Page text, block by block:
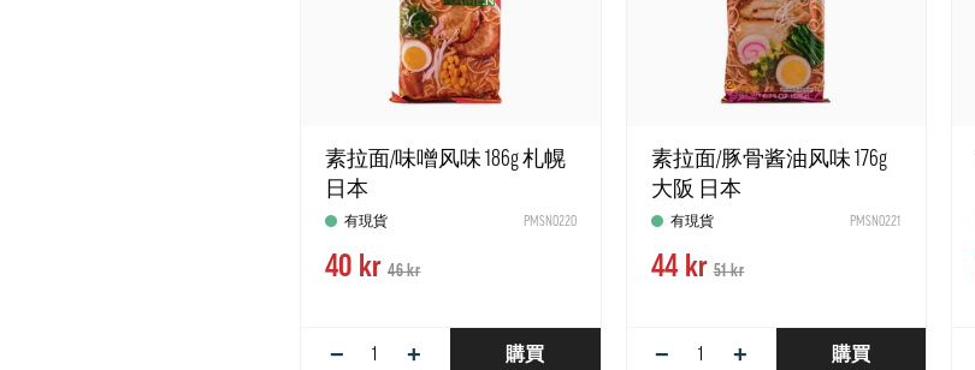
素拉面/味噌风味 186g 札幌
日本
有現貨 PMSN0220
40 kr 46 kr
− + 購買
素拉面/豚骨酱油风味 176g
大阪 日本
有現貨 PMSN0221
44 kr 51 kr
− + 購買